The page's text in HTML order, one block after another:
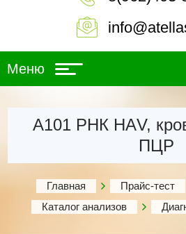
Меню
А101 РНК НАV,
ПЦР
Главная Прайс-тест
Каталог анализов